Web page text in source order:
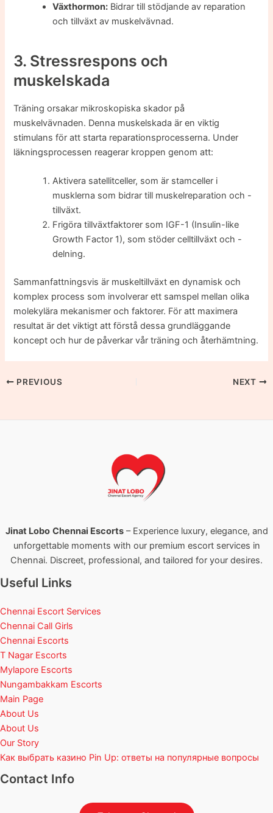
Växthormon: Bidrar till stödjande av reparation
och tillväxt av muskelvävnad.
3. Stressrespons och
muskelskada
Träning orsakar mikroskopiska skador på
muskelvävnaden. Denna muskelskada är en viktig
stimulans för att starta reparationsprocesserna. Under
läkningsprocessen reagerar kroppen genom att:
Aktivera satellitceller, som är stamceller i
musklerna som bidrar till muskelreparation och -
tillväxt.
Frigöra tillväxtfaktorer som IGF-1 (Insulin-like
Growth Factor 1), som stöder celltillväxt och -
delning.
Sammanfattningsvis är muskeltillväxt en dynamisk och
komplex process som involverar ett samspel mellan olika
molekylära mekanismer och faktorer. För att maximera
resultat är det viktigt att förstå dessa grundläggande
koncept och hur de påverkar vår träning och återhämtning.
PREVIOUS NEXT
Jinat Lobo Chennai Escorts– Experience luxury, elegance, and
unforgettable moments with our premium escort services in
Chennai. Discreet, professional, and tailored for your desires.
Useful Links
Chennai Escort Services
Chennai Call Girls
Chennai Escorts
T Nagar Escorts
Mylapore Escorts
Nungambakkam Escorts
Main Page
About Us
About Us
Our Story
Как выбрать казино Pin Up: ответы на популярные вопросы
Contact Info